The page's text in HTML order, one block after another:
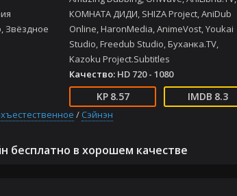
Звёздное
КОМНАТА ДИДИ, SHIZA Project, AniDub
Online, HaronMedia, AnimeVost, Youkai
Studio, Freedub Studio, Буханка.TV,
Kazoku Project.Subtitles
Качество: HD 720 - 1080
8.57 8.3
/ Сэйнэн
бесплатно в хорошем качестве